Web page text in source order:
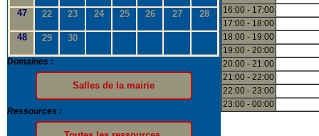
47 22 23 24 25 26 27 28
48 29 30
Domaines :
Ressources :
16:00 - 17:00
17:00 - 18:00
18:00 - 19:00
19:00 - 20:00
20:00 - 21:00
21:00 - 22:00
22:00 - 23:00
23:00 - 00:00